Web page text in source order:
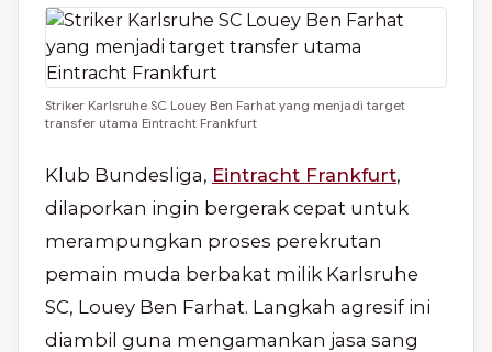
Striker Karlsruhe SC Louey Ben Farhat yang menjadi target
transfer utama Eintracht Frankfurt
Klub Bundesliga, Eintracht Frankfurt,
dilaporkan ingin bergerak cepat untuk
merampungkan proses perekrutan
pemain muda berbakat milik Karlsruhe
SC, Louey Ben Farhat. Langkah agresif ini
diambil guna mengamankan jasa sang